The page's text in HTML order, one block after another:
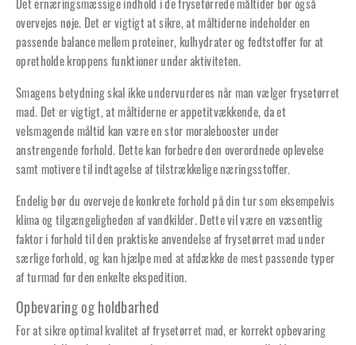
Det ernæringsmæssige indhold i de frysetørrede måltider bør også
overvejes nøje. Det er vigtigt at sikre, at måltiderne indeholder en
passende balance mellem proteiner, kulhydrater og fedtstoffer for at
opretholde kroppens funktioner under aktiviteten.
Smagens betydning skal ikke undervurderes når man vælger frysetørret
mad. Det er vigtigt, at måltiderne er appetitvækkende, da et
velsmagende måltid kan være en stor moralebooster under
anstrengende forhold. Dette kan forbedre den overordnede oplevelse
samt motivere til indtagelse af tilstrækkelige næringsstoffer.
Endelig bør du overveje de konkrete forhold på din tur som eksempelvis
klima og tilgængeligheden af vandkilder. Dette vil være en væsentlig
faktor i forhold til den praktiske anvendelse af frysetørret mad under
særlige forhold, og kan hjælpe med at afdække de mest passende typer
af turmad for den enkelte ekspedition.
Opbevaring og holdbarhed
For at sikre optimal kvalitet af frysetørret mad, er korrekt opbevaring